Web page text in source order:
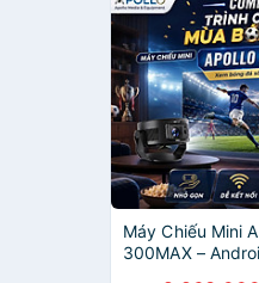
Máy Chiếu Mini
300MAX –